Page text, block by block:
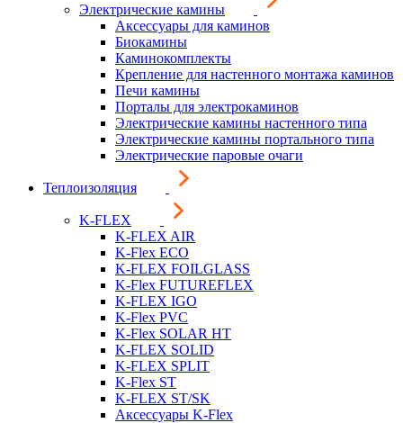
Электрические камины
Аксессуары для каминов
Биокамины
Каминокомплекты
Крепление для настенного монтажа каминов
Печи камины
Порталы для электрокаминов
Электрические камины настенного типа
Электрические камины портального типа
Электрические паровые очаги
Теплоизоляция
K-FLEX
K-FLEX AIR
K-Flex ECO
K-FLEX FOILGLASS
K-Flex FUTUREFLEX
K-FLEX IGO
K-Flex PVC
K-Flex SOLAR HT
K-FLEX SOLID
K-FLEX SPLIT
K-Flex ST
K-FLEX ST/SK
Аксессуары K-Flex